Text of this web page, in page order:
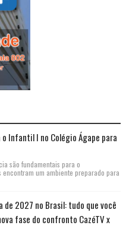
Infantil I no Colégio Ágape para
são fundamentais para o
um ambiente preparado para
de 2027 no Brasil: tudo que você
fase do confronto CazéTV x